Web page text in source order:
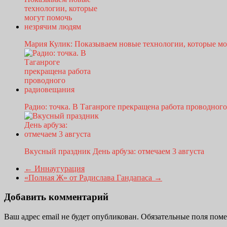
Мария Кулик: Показываем новые технологии, которые
Радио: точка. В Таганроге прекращена работа
Вкусный праздник День арбуза: отмечаем 3 августа
← Иннаугурация
«Полная Ж» от Радислава Гандапаса →
Добавить комментарий
Ваш адрес email не будет опубликован. Обязательные поля